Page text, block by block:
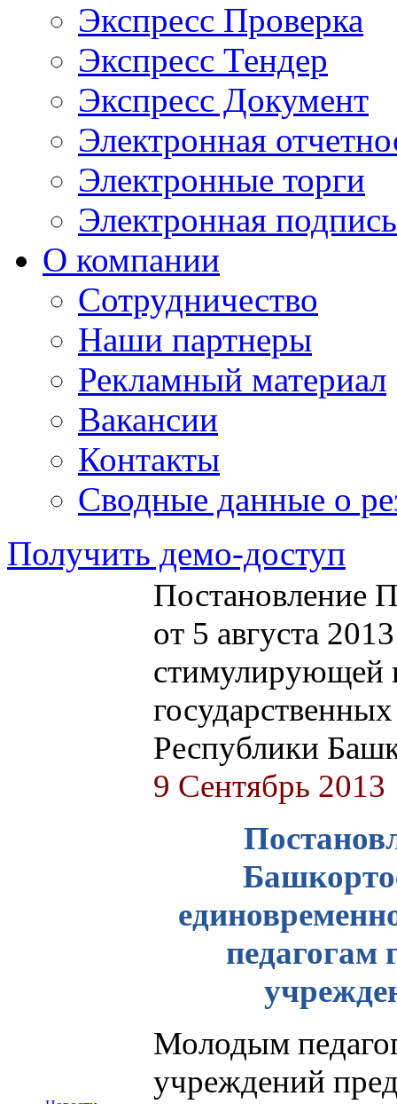
Экспресс Проверка
Экспресс Тендер
Экспресс Документ
Электронная
Электронные торги
Электронная подпись
О компании
Сотрудничество
Наши партнеры
Рекламный материал
Вакансии
Контакты
Сводные данные о
Получить демо-доступ
Постановление
от 5 августа
стимулирующей
Республики
9 Сентябрь 2013
педагогам
Молодым
учреждений